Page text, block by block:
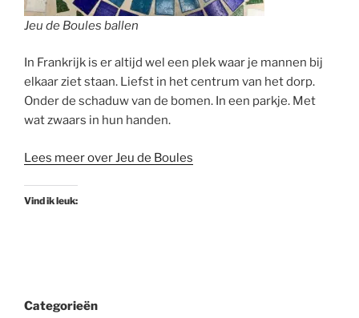
Jeu de Boules ballen
In Frankrijk is er altijd wel een plek waar je mannen bij
elkaar ziet staan. Liefst in het centrum van het dorp.
Onder de schaduw van de bomen. In een parkje. Met
wat zwaars in hun handen.
Lees meer over Jeu de Boules
Vind ik leuk:
Categorieën